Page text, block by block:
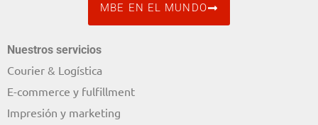
MBE EN EL MUNDO
Nuestros servicios
Courier & Logística
E-commerce y fulfillment
Impresión y marketing